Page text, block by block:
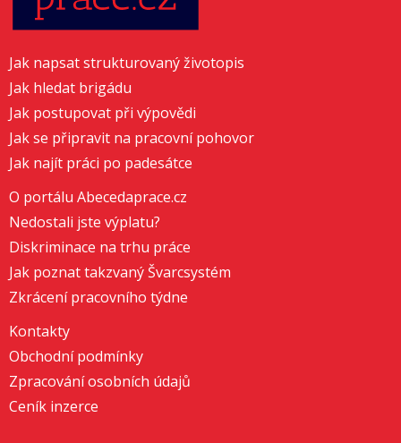
Jak napsat strukturovaný životopis
Jak hledat brigádu
Jak postupovat při výpovědi
Jak se připravit na pracovní pohovor
Jak najít práci po padesátce
O portálu Abecedaprace.cz
Nedostali jste výplatu?
Diskriminace na trhu práce
Jak poznat takzvaný Švarcsystém
Zkrácení pracovního týdne
Kontakty
Obchodní podmínky
Zpracování osobních údajů
Ceník inzerce